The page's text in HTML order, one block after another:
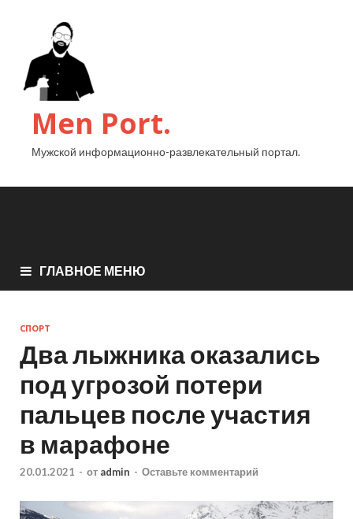
Men Port.
Мужской информационно-развлекательный портал.
ГЛАВНОЕ МЕНЮ
СПОРТ
Два лыжника оказались
под угрозой потери
пальцев после участия
в марафоне
20.01.2021 - от admin - Оставьте комментарий